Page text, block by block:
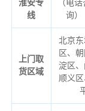
淮安专
线
（电话
询）
上门取
货区域
北京
区、
淀区
顺义